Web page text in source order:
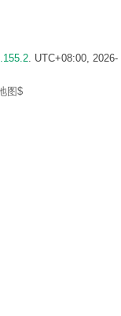
. UTC+08:00, 2026-
图$